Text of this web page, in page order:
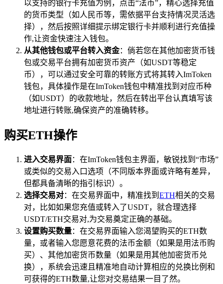
以支持的银行卡充值为例，点击“法币”，精心选择充值
的货币类型（如人民币等，需依据平台支持情况灵活选
择），然后按照详细提示绑定银行卡并顺利进行充值操
作,让资金快速注入钱包。
从其他钱包或平台转入资金：倘若您在其他加密货币钱
包或交易平台拥有加密货币资产（如USDT等稳定
币），可以通过安全可靠的转账方式将其转入ImToken
钱包，具体操作是在ImToken钱包中精准找到对应币种
（如USDT）的收款地址，然后在转出平台认真填写该
地址进行转账,确保资产的准确转移。
购买ETH操作
进入交易界面：在ImToken钱包主界面，敏锐找到“市场”
或类似的交易入口选项（不同版本界面或许略有差异，
但都具备清晰的指引标识）。
选择交易对：在交易界面中，精准找到 ETH相关的交易
对，比如如果您充值或转入了USDT，就合理选择
USDT/ETH交易对,为交易奠定正确的基础。
设置购买数量：在交易界面输入您渴望购买的ETH数
量，或者输入您愿意花费的法币金额（如果是用法币购
买）、其他加密货币数量（如果是用其他加密货币兑
换），系统会迅速且精准地自动计算相应的兑换比例和
可获得的ETH数量,让您对交易结果一目了然。